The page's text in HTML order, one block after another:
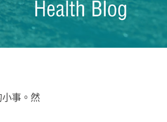
小事。然